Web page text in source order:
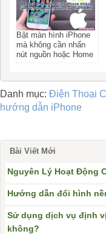
Bật màn hình iPhone
mà không cần nhấn
nút nguồn hoặc Home
Danh mục: Điện Thoại
hướng dẫn iPhone
Bài Viết Mới
Nguyên Lý Hoạt Động
Hướng dẫn đổi hình
Sử dụng dịch vụ định
không?